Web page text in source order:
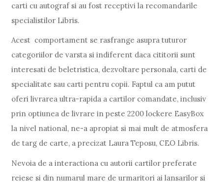
carti cu autograf si au fost receptivi la recomandarile
specialistilor Libris.
Acest comportament se rasfrange asupra tuturor
categoriilor de varsta si indiferent daca cititorii sunt
interesati de beletristica, dezvoltare personala, carti de
specialitate sau carti pentru copii. Faptul ca am putut
oferi livrarea ultra-rapida a cartilor comandate, inclusiv
prin optiunea de livrare in peste 2200 lockere EasyBox
la nivel national, ne-a apropiat si mai mult de atmosfera
de targ de carte, a precizat Laura Teposu, CEO Libris.
Nevoia de a interactiona cu autorii cartilor preferate
reiese si din numarul mare de urmaritori ai lansarilor si